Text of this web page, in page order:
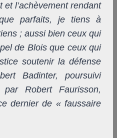
et l’achèvement rendant
parfaits, je tiens à
; aussi bien ceux qui
de Blois que ceux qui
soutenir la défense
Badinter, poursuivi
par Robert Faurisson,
dernier de « faussaire